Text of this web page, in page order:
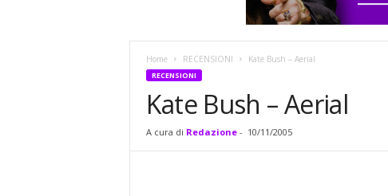
i
Home RECENSIONI Kate Bush – Aerial
RECENSIONI
Kate Bush – Aerial
A cura di Redazione- 10/11/2005